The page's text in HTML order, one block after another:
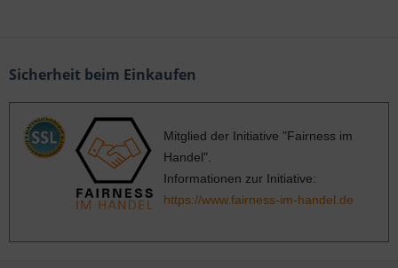
Sicherheit beim Einkaufen
Mitglied der Initiative "Fairness im
Handel".
Informationen zur Initiative:
https://www.fairness-im-handel.de